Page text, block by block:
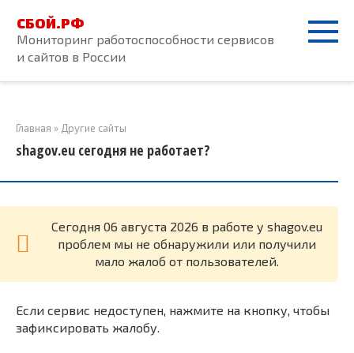
контенту
СБОЙ.РФ
Мониторинг работоспособности сервисов
и сайтов в России
Главная » Другие сайты
shagov.eu сегодня не работает?
Cегодня 06 августа 2026 в работе у shagov.eu
проблем мы не обнаружили или получили
мало жалоб от пользователей.
Если сервис недоступен, нажмите на кнопку, чтобы
зафиксировать жалобу.